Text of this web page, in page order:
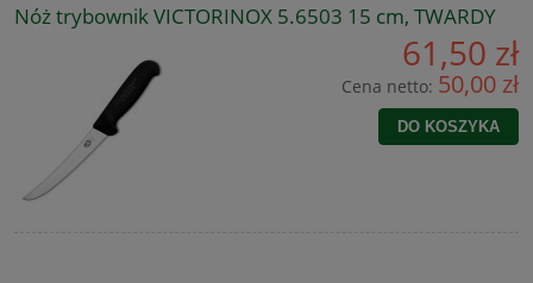
Nóż trybownik VICTORINOX 5.6503 15 cm, TWARDY
61,50 zł
Cena netto: 50,00 zł
DO KOSZYKA